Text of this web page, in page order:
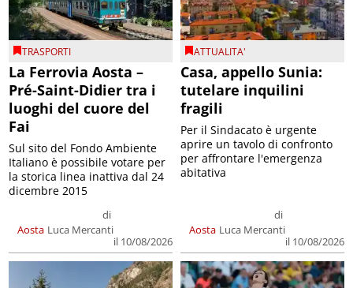
TRASPORTI
La Ferrovia Aosta –
Pré-Saint-Didier tra i
luoghi del cuore del
Fai
Aosta
di
Luca Mercanti
il 10/08/2026
Sul sito del Fondo Ambiente
Italiano è possibile votare per
la storica linea inattiva dal 24
dicembre 2015
ATTUALITA'
Casa, appello Sunia:
tutelare inquilini
fragili
Aosta
di
Luca Mercanti
il 10/08/2026
Per il Sindacato è urgente
aprire un tavolo di confronto
per affrontare l'emergenza
abitativa